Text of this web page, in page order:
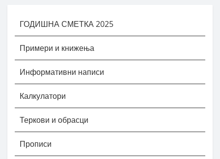
ГОДИШНА СМЕТКА 2025
Примери и книжења
Информативни написи
Калкулатори
Теркови и обрасци
Прописи